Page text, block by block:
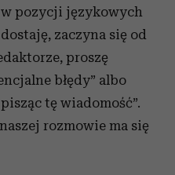
pozycji językowych
zaczyna się od
proszę
błędy” albo
tę wiadomość”.
rozmowie ma się